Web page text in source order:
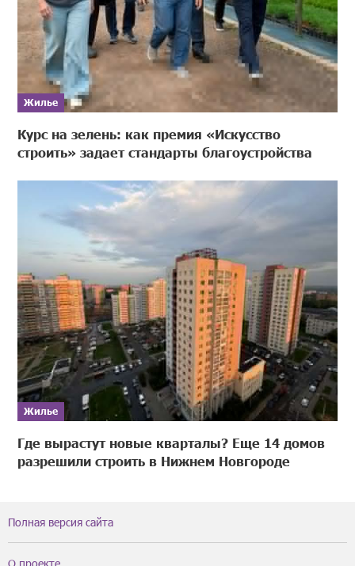
Жилье
Курс на зелень: как премия «Искусство
строить» задает стандарты благоустройства
Жилье
Где вырастут новые кварталы? Еще 14 домов
разрешили строить в Нижнем Новгороде
Полная версия сайта